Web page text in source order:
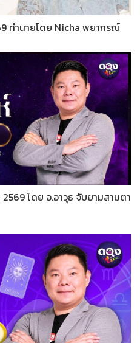
ทำนายโดย Nicha พยากรณ์
โดย อ.อาวุธ จับยามสามตา